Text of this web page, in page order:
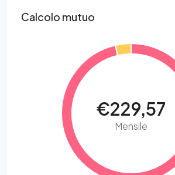
Calcolo mutuo
€229,57
Mensile